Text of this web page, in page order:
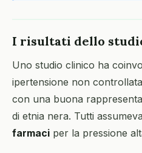
I risultati dello
Uno studio clinico ha
ipertensione non
con una buona
di etnia nera. Tutti
farmaci per la pressione